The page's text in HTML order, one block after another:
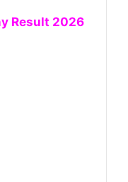
Result 2026